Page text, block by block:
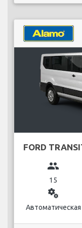
FORD
group
15
miscellaneous_services
Автоматическая